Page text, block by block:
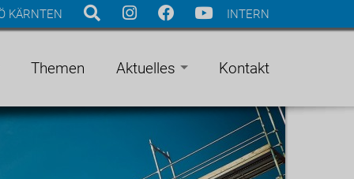
INTERN
KÄRNTEN
Themen Aktuelles Kontakt